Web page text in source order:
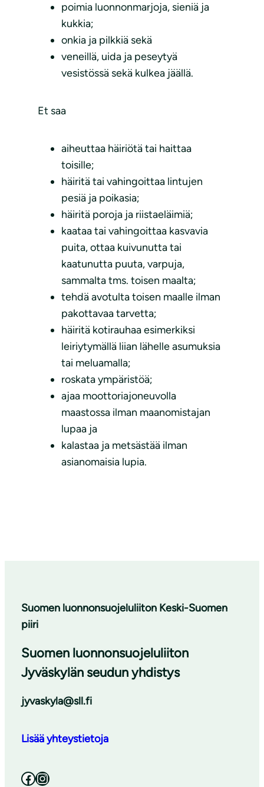
poimia luonnonmarjoja, sieniä ja
kukkia;
onkia ja pilkkiä sekä
veneillä, uida ja peseytyä
vesistössä sekä kulkea jäällä.
Et saa
aiheuttaa häiriötä tai haittaa
toisille;
häiritä tai vahingoittaa lintujen
pesiä ja poikasia;
häiritä poroja ja riistaeläimiä;
kaataa tai vahingoittaa kasvavia
puita, ottaa kuivunutta tai
kaatunutta puuta, varpuja,
sammalta tms. toisen maalta;
tehdä avotulta toisen maalle ilman
pakottavaa tarvetta;
häiritä kotirauhaa esimerkiksi
leiriytymällä liian lähelle asumuksia
tai meluamalla;
roskata ympäristöä;
ajaa moottoriajoneuvolla
maastossa ilman maanomistajan
lupaa ja
kalastaa ja metsästää ilman
asianomaisia lupia.
Suomen luonnonsuojeluliiton Keski-Suomen
piiri
Suomen luonnonsuojeluliiton
Jyväskylän seudun yhdistys
jyvaskyla@sll.fi
Lisää yhteystietoja
Facebook Instagram